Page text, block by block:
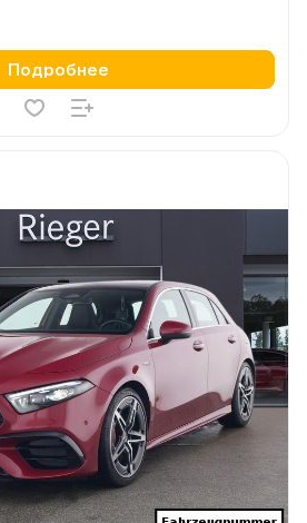
Подробнее